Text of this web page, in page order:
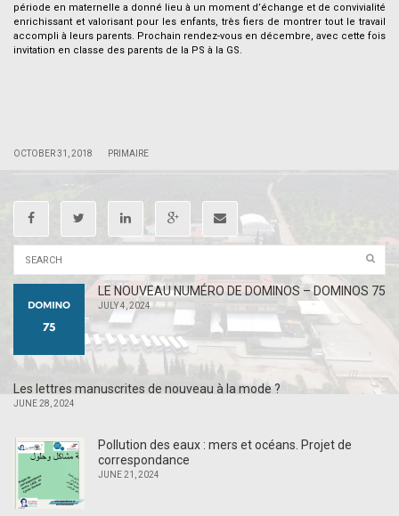
période en maternelle a donné lieu à un moment d’échange et de convivialité
enrichissant et valorisant pour les enfants, très fiers de montrer tout le travail
accompli à leurs parents. Prochain rendez-vous en décembre, avec cette fois
invitation en classe des parents de la PS à la GS.
OCTOBER 31, 2018 PRIMAIRE
LE NOUVEAU NUMÉRO DE DOMINOS – DOMINOS 75
JULY 4, 2024
Les lettres manuscrites de nouveau à la mode ?
JUNE 28, 2024
Pollution des eaux : mers et océans. Projet de
correspondance
JUNE 21, 2024